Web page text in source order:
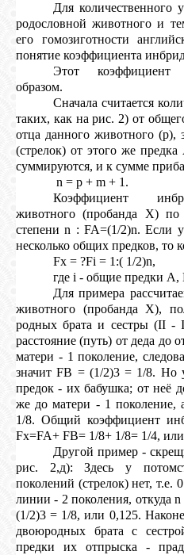
Для количественного
родословной животного и
его гомозиготности
понятие коэффициента
Этот коэффициент
образом.
Сначала считается
таких, как на рис. 2) от
отца данного животного (р),
(стрелок) от этого же
суммируются, и к сумме
n = р + m + 1.
Коэффициент
животного (пробанда Х)
степени n : FA=(1/2)n. Если
несколько общих предков,
Fx = ?Fi = 1:( 1/2)n,
где i - общие предки А,
Для примера
животного (пробанда Х),
родных брата и сестры (II -
расстояние (путь) от деда до
матери - 1 поколение,
значит FB = (1/2)3 = 1/8. Но
предок - их бабушка; от неё
же до матери - 1 поколение,
1/8. Общий коэффициент
Fx=FA+ FB= 1/8+ 1/8= 1/4,
Другой пример -
рис. 2,д): Здесь у
поколений (стрелок) нет, т.е.
линии - 2 поколения, откуда
(1/2)3 = 1/8, или 0,125.
двоюродных брата с
предки их отпрыска -